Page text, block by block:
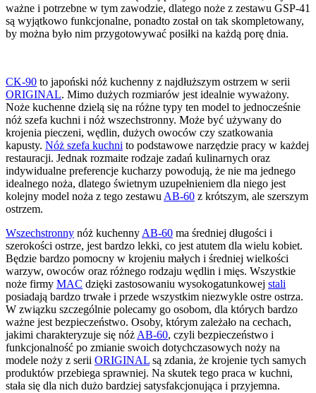
ważne i potrzebne w tym zawodzie, dlatego noże z zestawu GSP-41
są wyjątkowo funkcjonalne, ponadto został on tak skompletowany,
by można było nim przygotowywać posiłki na każdą porę dnia.
CK-90 to japoński nóż kuchenny z najdłuższym ostrzem w serii
ORIGINAL. Mimo dużych rozmiarów jest idealnie wyważony.
Noże kuchenne dzielą się na różne typy ten model to jednocześnie
nóż szefa kuchni i nóż wszechstronny. Może być używany do
krojenia pieczeni, wędlin, dużych owoców czy szatkowania
kapusty. Nóż szefa kuchni to podstawowe narzędzie pracy w każdej
restauracji. Jednak rozmaite rodzaje zadań kulinarnych oraz
indywidualne preferencje kucharzy powodują, że nie ma jednego
idealnego noża, dlatego świetnym uzupełnieniem dla niego jest
kolejny model noża z tego zestawuAB-60 z krótszym, ale szerszym
ostrzem.
Wszechstronny nóż kuchennyAB-60 ma średniej długości i
szerokości ostrze, jest bardzo lekki, co jest atutem dla wielu kobiet.
Będzie bardzo pomocny w krojeniu małych i średniej wielkości
warzyw, owoców oraz różnego rodzaju wędlin i mięs. Wszystkie
noże firmy MAC dzięki zastosowaniu wysokogatunkowej stali
posiadają bardzo trwałe i przede wszystkim niezwykle ostre ostrza.
W związku szczególnie polecamy go osobom, dla których bardzo
ważne jest bezpieczeństwo. Osoby, którym zależało na cechach,
jakimi charakteryzuje się nóżAB-60, czyli bezpieczeństwo i
funkcjonalność po zmianie swoich dotychczasowych noży na
modele noży z serii ORIGINAL są zdania, że krojenie tych samych
produktów przebiega sprawniej. Na skutek tego praca w kuchni,
stała się dla nich dużo bardziej satysfakcjonująca i przyjemna.